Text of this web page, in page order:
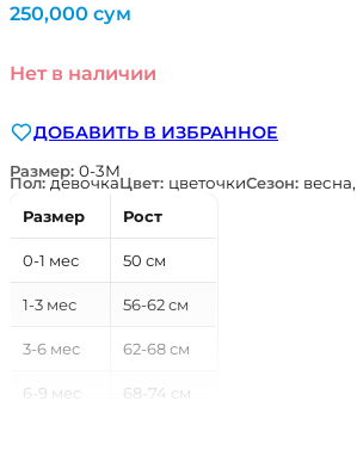
250,000 сум
Нет в наличии
ДОБАВИТЬ В ИЗБРАННОЕ
Размер: 0-3М
Пол:девочкаЦвет: цветочкиСезон:
Размер
Рост
0-1 мес 50 см
1-3 мес 56-62 см
3-6 мес 62-68 см
6-9 мес 68-74 см